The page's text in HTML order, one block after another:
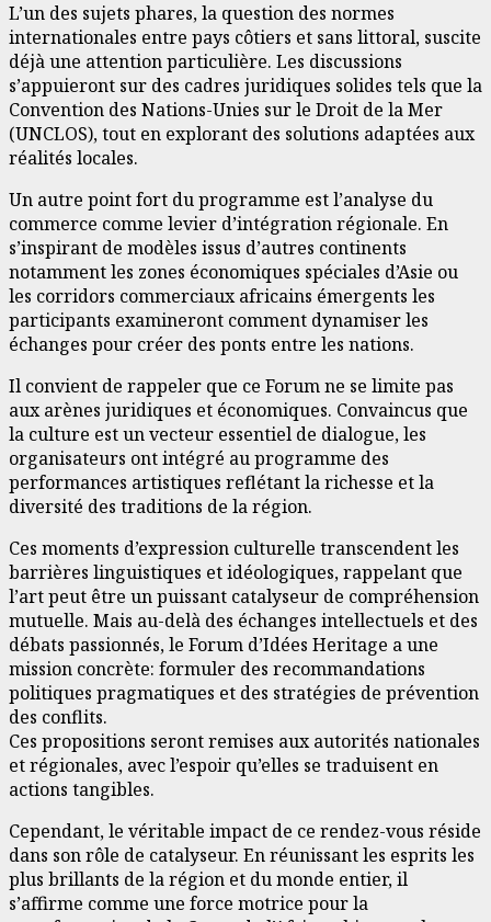
L’un des sujets phares, la question des normes
internationales entre pays côtiers et sans littoral, suscite
déjà une attention particulière. Les discussions
s’appuieront sur des cadres juridiques solides tels que la
Convention des Nations-Unies sur le Droit de la Mer
(UNCLOS), tout en explorant des solutions adaptées aux
réalités locales.
Un autre point fort du programme est l’analyse du
commerce comme levier d’intégration régionale. En
s’inspirant de modèles issus d’autres continents
notamment les zones économiques spéciales d’Asie ou
les corridors commerciaux africains émergents les
participants examineront comment dynamiser les
échanges pour créer des ponts entre les nations.
Il convient de rappeler que ce Forum ne se limite pas
aux arènes juridiques et économiques. Convaincus que
la culture est un vecteur essentiel de dialogue, les
organisateurs ont intégré au programme des
performances artistiques reflétant la richesse et la
diversité des traditions de la région.
Ces moments d’expression culturelle transcendent les
barrières linguistiques et idéologiques, rappelant que
l’art peut être un puissant catalyseur de compréhension
mutuelle. Mais au-delà des échanges intellectuels et des
débats passionnés, le Forum d’Idées Heritage a une
mission concrète: formuler des recommandations
politiques pragmatiques et des stratégies de prévention
des conflits.
Ces propositions seront remises aux autorités nationales
et régionales, avec l’espoir qu’elles se traduisent en
actions tangibles.
Cependant, le véritable impact de ce rendez-vous réside
dans son rôle de catalyseur. En réunissant les esprits les
plus brillants de la région et du monde entier, il
s’affirme comme une force motrice pour la